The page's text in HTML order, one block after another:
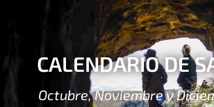
CALENDARIO DE
Octubre, Noviembre y